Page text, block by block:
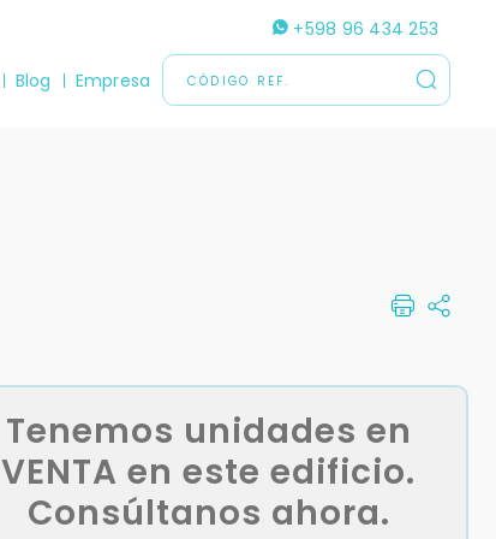
+598 96 434 253
Blog Empresa
Tenemos unidades en
VENTA en este edificio.
Consúltanos ahora.